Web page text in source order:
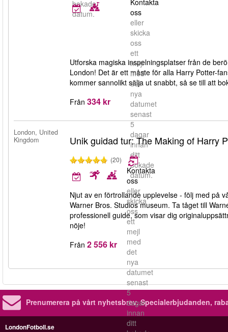
bokade
datum.
Kontakta
oss
eller
skicka
oss
ett
mejl
med
det
nya
datumet
senast
5
dagar
innan
ditt
bokade
datum.
Utforska magiska inspelningsplatser från de
London! Det är ett måste för alla Harry Potter-
kommer sannolikt sälja ut snabbt, så se till att
Från 334 kr
London, United
Kingdom
Unik guidad tur: The Making of Harry
(20)
Kontakta
oss
eller
skicka
oss
ett
mejl
med
det
nya
datumet
senast
5
dagar
innan
ditt
Njut av en förtrollande upplevelse - följ med på
Warner Bros. Studios museum. Ta tåget till
professionell guide, som visar dig
nöje!
Från 2 556 kr
Prenumerera på vårt nyhetsbrev.Specialerbjudanden,
LondonFotboll.se